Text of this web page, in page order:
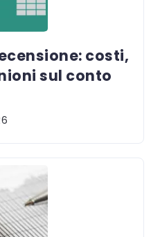
costi,
sul conto